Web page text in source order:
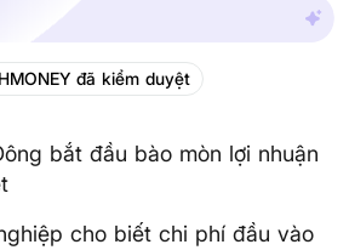
đã kiểm duyệt
bắt đầu bào mòn lợi nhuận
cho biết chi phí đầu vào